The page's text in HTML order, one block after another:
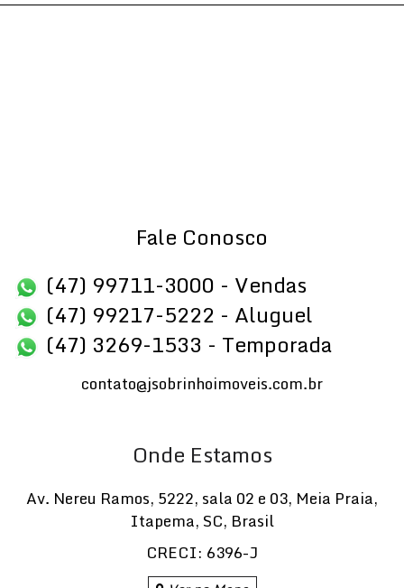
Fale Conosco
(47) 99711-3000 - Vendas
(47) 99217-5222 - Aluguel
(47) 3269-1533 - Temporada
contato@jsobrinhoimoveis.com.br
Onde Estamos
Av. Nereu Ramos, 5222, sala 02 e 03, Meia Praia,
Itapema, SC, Brasil
CRECI: 6396-J